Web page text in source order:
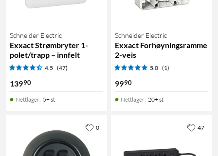
Schneider Electric
Exxact Strømbryter 1-
polet/trapp – innfelt
4.5 (47)
13990
Nettlager: 5+ st
Schneider Electric
Exxact Forhøyningsramme
2-veis
5.0 (1)
9990
Nettlager: 20+ st
0 47